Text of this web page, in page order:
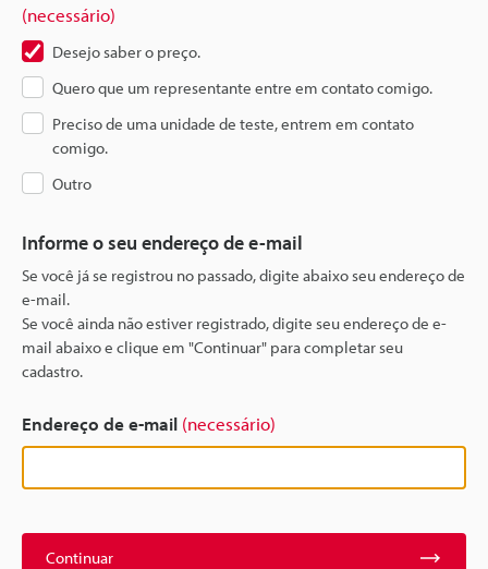
(necessário)
Desejo saber o preço.
Quero que um representante entre em contato comigo.
Preciso de uma unidade de teste, entrem em contato
comigo.
Outro
Informe o seu endereço de e-mail
Se você já se registrou no passado, digite abaixo seu endereço de
e-mail.
Se você ainda não estiver registrado, digite seu endereço de e-
mail abaixo e clique em "Continuar" para completar seu
cadastro.
Endereço de e-mail (necessário)
Continuar